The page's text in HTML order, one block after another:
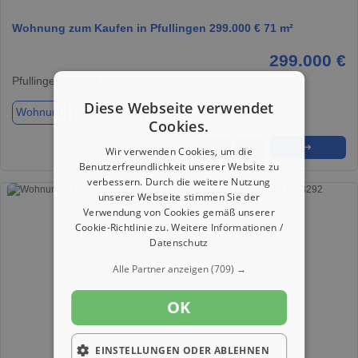
Wohnung zum Kaufen in Pfullingen 299.000 € 71 m²
299.000 €
Pfullingen, 72793
Wohnung ca. 71,00 m² Zimmer 3
★ ➦ ➜
Diese Webseite verwendet
Cookies.
Wir verwenden Cookies, um die
Benutzerfreundlichkeit unserer Website zu
verbessern. Durch die weitere Nutzung
unserer Webseite stimmen Sie der
Verwendung von Cookies gemäß unserer
Cookie-Richtlinie zu.Weitere Informationen /
Datenschutz
Alle Partner anzeigen(709) →
OK
EINSTELLUNGEN ODER ABLEHNEN